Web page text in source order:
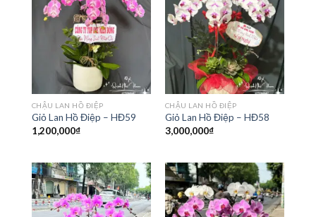
CHẬU LAN HỒ ĐIỆP
Giỏ Lan Hồ Điệp – HĐ59
1,200,000₫
CHẬU LAN HỒ ĐIỆP
Giỏ Lan Hồ Điệp – HĐ58
3,000,000₫